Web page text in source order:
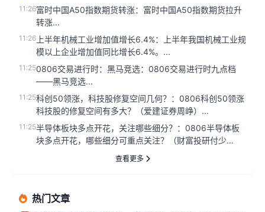
11:26富时中国A50指数期货转涨：富时中国A50指数期货拉升
转涨...
11:26 上半年机械工业增加值增长6.4%：上半年我国机械工业规
模以上企业增加值同比增长6.4%。...
11:250806交易进行时：黑马竞选：0806交易进行时九点档
——黑马竞选...
11:25科创50领涨，科技股修复空间几何？：0806科创50领涨
科技股的修复空间有多大？（爱建证券周峥）...
11:25半导体板块多点开花，关注哪些细分？：0806半导体板
块多点开花，哪些细分可重点关注？（财富投研付少
查看更多
热门文章